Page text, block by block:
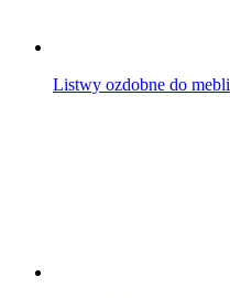
Listwy ozdobne do mebli